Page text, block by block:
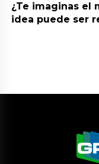
¿Te imaginas el
idea puede ser